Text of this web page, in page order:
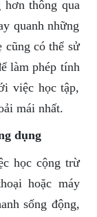
hơn thông qua
quanh những
cũng có thể sử
làm phép tính
việc học tập,
mái nhất.
dụng
học cộng trừ
hoặc máy
sống động,